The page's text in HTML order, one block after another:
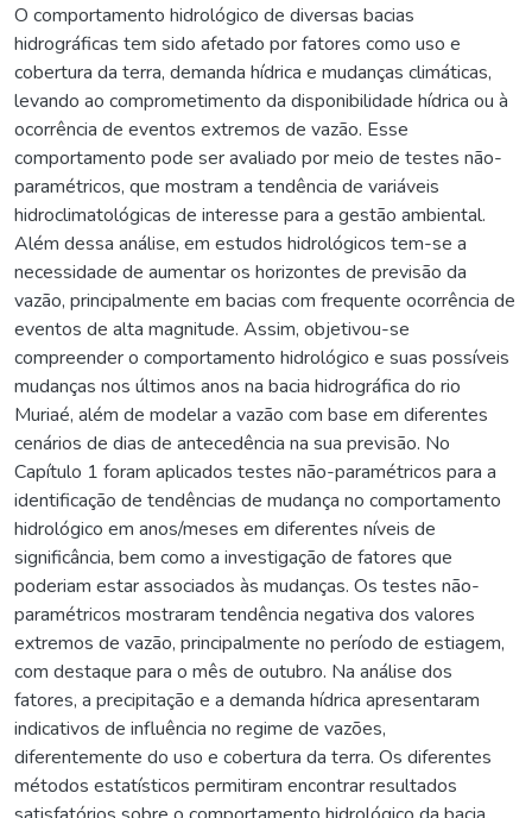
O comportamento hidrológico de diversas bacias
hidrográficas tem sido afetado por fatores como uso e
cobertura da terra, demanda hídrica e mudanças climáticas,
levando ao comprometimento da disponibilidade hídrica ou à
ocorrência de eventos extremos de vazão. Esse
comportamento pode ser avaliado por meio de testes não-
paramétricos, que mostram a tendência de variáveis
hidroclimatológicas de interesse para a gestão ambiental.
Além dessa análise, em estudos hidrológicos tem-se a
necessidade de aumentar os horizontes de previsão da
vazão, principalmente em bacias com frequente ocorrência de
eventos de alta magnitude. Assim, objetivou-se
compreender o comportamento hidrológico e suas possíveis
mudanças nos últimos anos na bacia hidrográfica do rio
Muriaé, além de modelar a vazão com base em diferentes
cenários de dias de antecedência na sua previsão. No
Capítulo 1 foram aplicados testes não-paramétricos para a
identificação de tendências de mudança no comportamento
hidrológico em anos/meses em diferentes níveis de
significância, bem como a investigação de fatores que
poderiam estar associados às mudanças. Os testes não-
paramétricos mostraram tendência negativa dos valores
extremos de vazão, principalmente no período de estiagem,
com destaque para o mês de outubro. Na análise dos
fatores, a precipitação e a demanda hídrica apresentaram
indicativos de influência no regime de vazões,
diferentemente do uso e cobertura da terra. Os diferentes
métodos estatísticos permitiram encontrar resultados